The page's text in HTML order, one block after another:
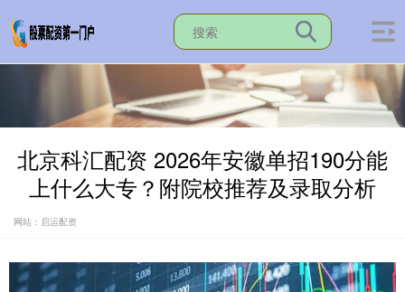
北京科汇配资 2026年安徽单招190分能
上什么大专？附院校推荐及录取分析
网站：启运配资